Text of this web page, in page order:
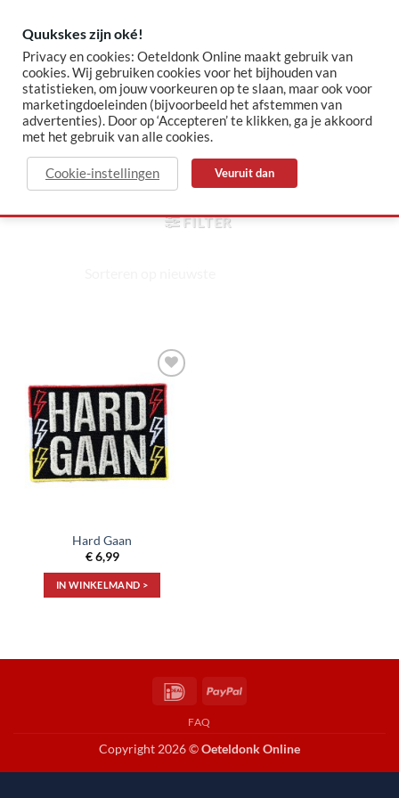
content
✓ Sinds 2015 jouw Oeteldonk-shop ✓ Veilig betalen via Mollie
gaan
HOME / PRODUCTEN GETAGGED “GAAN”
FILTER
Toevoegen
aan
verlanglijst
Hard Gaan
€6,99
IN WINKELMAND >
IDeal PayPal
FAQ
Copyright 2026 ©Oeteldonk Online
Quukskes zijn oké!
Privacy en cookies: Oeteldonk Online maakt gebruik van
cookies. Wij gebruiken cookies voor het bijhouden van
statistieken, om jouw voorkeuren op te slaan, maar ook voor
marketingdoeleinden (bijvoorbeeld het afstemmen van
advertenties). Door op ‘Accepteren’ te klikken, ga je akkoord
met het gebruik van alle cookies.
Cookie-instellingen Veuruit dan